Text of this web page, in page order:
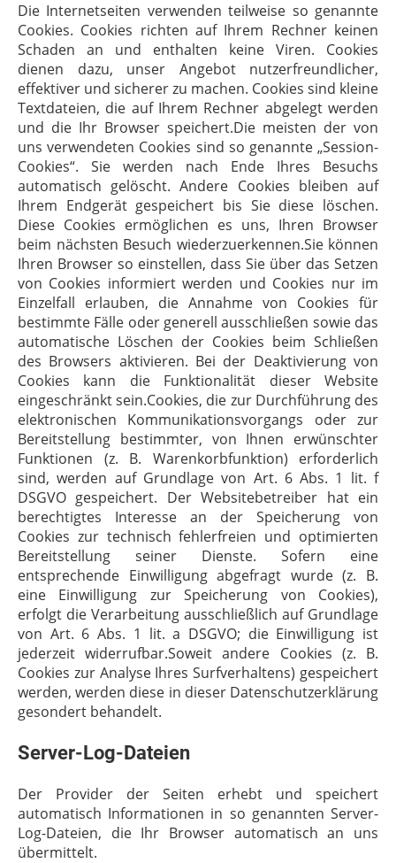
Die Internetseiten verwenden teilweise so genannte
Cookies. Cookies richten auf Ihrem Rechner keinen
Schaden an und enthalten keine Viren. Cookies
dienen dazu, unser Angebot nutzerfreundlicher,
effektiver und sicherer zu machen. Cookies sind kleine
Textdateien, die auf Ihrem Rechner abgelegt werden
und die Ihr Browser speichert.Die meisten der von
uns verwendeten Cookies sind so genannte „Session-
Cookies“. Sie werden nach Ende Ihres Besuchs
automatisch gelöscht. Andere Cookies bleiben auf
Ihrem Endgerät gespeichert bis Sie diese löschen.
Diese Cookies ermöglichen es uns, Ihren Browser
beim nächsten Besuch wiederzuerkennen.Sie können
Ihren Browser so einstellen, dass Sie über das Setzen
von Cookies informiert werden und Cookies nur im
Einzelfall erlauben, die Annahme von Cookies für
bestimmte Fälle oder generell ausschließen sowie das
automatische Löschen der Cookies beim Schließen
des Browsers aktivieren. Bei der Deaktivierung von
Cookies kann die Funktionalität dieser Website
eingeschränkt sein.Cookies, die zur Durchführung des
elektronischen Kommunikationsvorgangs oder zur
Bereitstellung bestimmter, von Ihnen erwünschter
Funktionen (z. B. Warenkorbfunktion) erforderlich
sind, werden auf Grundlage von Art. 6 Abs. 1 lit. f
DSGVO gespeichert. Der Websitebetreiber hat ein
berechtigtes Interesse an der Speicherung von
Cookies zur technisch fehlerfreien und optimierten
Bereitstellung seiner Dienste. Sofern eine
entsprechende Einwilligung abgefragt wurde (z. B.
eine Einwilligung zur Speicherung von Cookies),
erfolgt die Verarbeitung ausschließlich auf Grundlage
von Art. 6 Abs. 1 lit. a DSGVO; die Einwilligung ist
jederzeit widerrufbar.Soweit andere Cookies (z. B.
Cookies zur Analyse Ihres Surfverhaltens) gespeichert
werden, werden diese in dieser Datenschutzerklärung
gesondert behandelt.
Server-Log-Dateien
Der Provider der Seiten erhebt und speichert
automatisch Informationen in so genannten Server-
Log-Dateien, die Ihr Browser automatisch an uns
übermittelt.